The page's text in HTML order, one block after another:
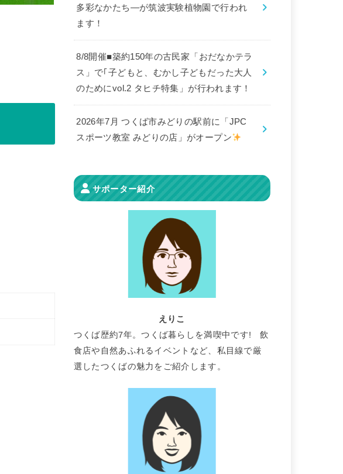
多彩なかたち―が筑波実験植物園で行われ
ます！
8/8開催■築約150年の古民家「おだなかテラ
ス」で｢子どもと、むかし子どもだった大人
のためにvol.2 タヒチ特集」が行われます！
2026年7月 つくば市みどりの駅前に「JPC
スポーツ教室 みどりの店」がオープン
サポーター紹介
えりこ
つくば歴約7年。つくば暮らしを満喫中です! 飲
食店や自然あふれるイベントなど、私目線で厳
選したつくばの魅力をご紹介します。